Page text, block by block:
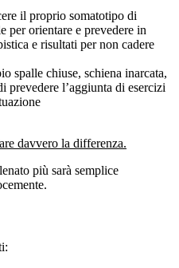
il proprio somatotipo di
per orientare e prevedere in
e risultati per non cadere
spalle chiuse, schiena inarcata,
l’aggiunta di esercizi
davvero la differenza.
più sarà semplice